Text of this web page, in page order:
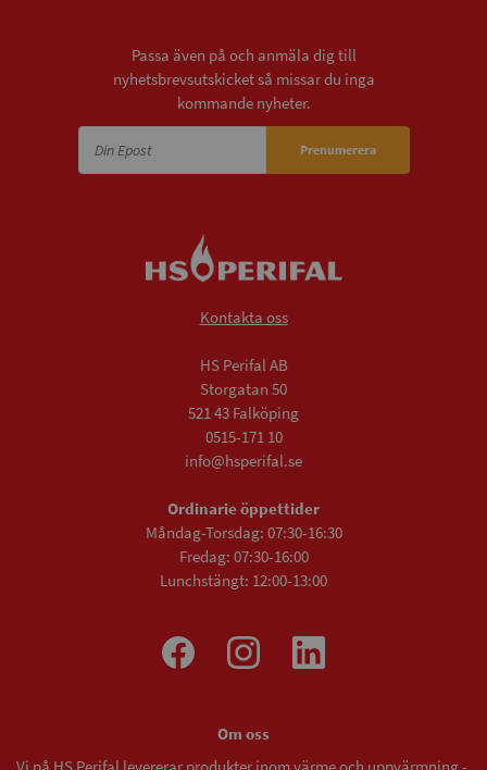
Passa även på och anmäla dig till
nyhetsbrevsutskicket så missar du inga
kommande nyheter.
Prenumerera
Kontakta oss
HS Perifal AB
Storgatan 50
521 43 Falköping
0515-171 10
info@hsperifal.se
Ordinarie öppettider
Måndag-Torsdag: 07:30-16:30
Fredag: 07:30-16:00
Lunchstängt: 12:00-13:00
Om oss